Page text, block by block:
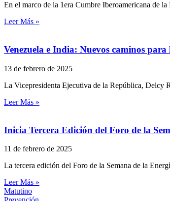
En el marco de la 1era Cumbre Iberoamericana de
Leer Más »
Venezuela e India: Nuevos caminos
13 de febrero de 2025
La Vicepresidenta Ejecutiva de la República, Delcy
Leer Más »
Inicia Tercera Edición del Foro de la
11 de febrero de 2025
La tercera edición del Foro de la Semana de la
Leer Más »
Matutino